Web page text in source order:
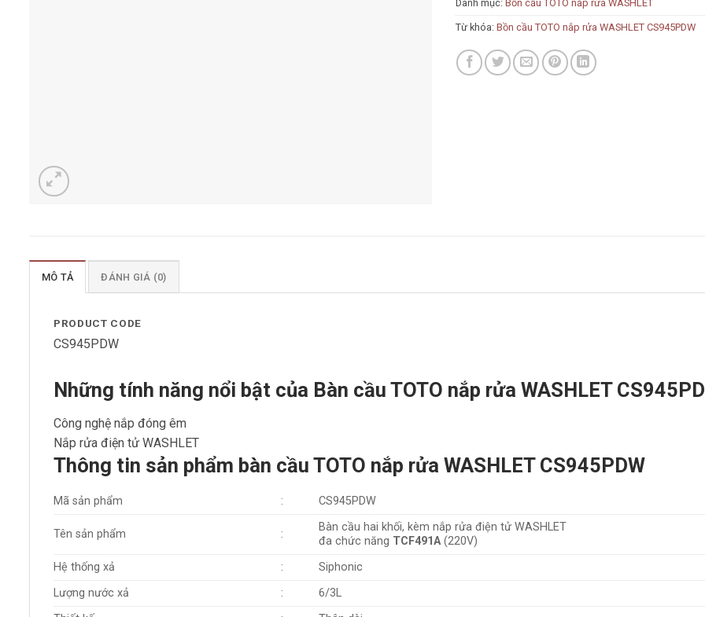
Danh mục: Bồn cầu TOTO nắp rửa WASHLET
Từ khóa: Bồn cầu TOTO nắp rửa WASHLET CS945PDW
MÔ TẢ ĐÁNH GIÁ (0)
PRODUCT CODE
CS945PDW
Những tính năng nổi bật của Bàn cầu TOTO nắp rửa WASHLET
Công nghệ nắp đóng êm
Nắp rửa điện tử WASHLET
Thông tin sản phẩm bàn cầu TOTO nắp rửa WASHLET CS945PDW
Mã sản phẩm : CS945PDW
Tên sản phẩm :
Bàn cầu hai khối, kèm nắp rửa điện tử WASHLET
đa chức năng TCF491A(220V)
Hệ thống xả
:
Siphonic
Lượng nước xả
:
6/3L